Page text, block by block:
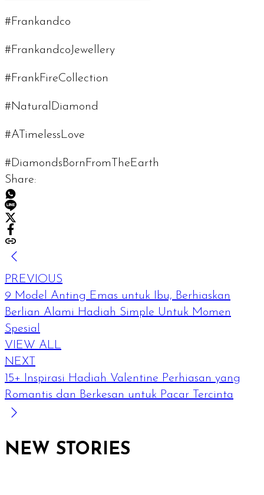
#Frankandco
#FrankandcoJewellery
#FrankFireCollection
#NaturalDiamond
#ATimelessLove
#DiamondsBornFromTheEarth
Share:
PREVIOUS
9 Model Anting Emas untuk Ibu, Berhiaskan
Berlian Alami Hadiah Simple Untuk Momen
Spesial
VIEW ALL
NEXT
15+ Inspirasi Hadiah Valentine Perhiasan yang
Romantis dan Berkesan untuk Pacar Tercinta
NEW STORIES